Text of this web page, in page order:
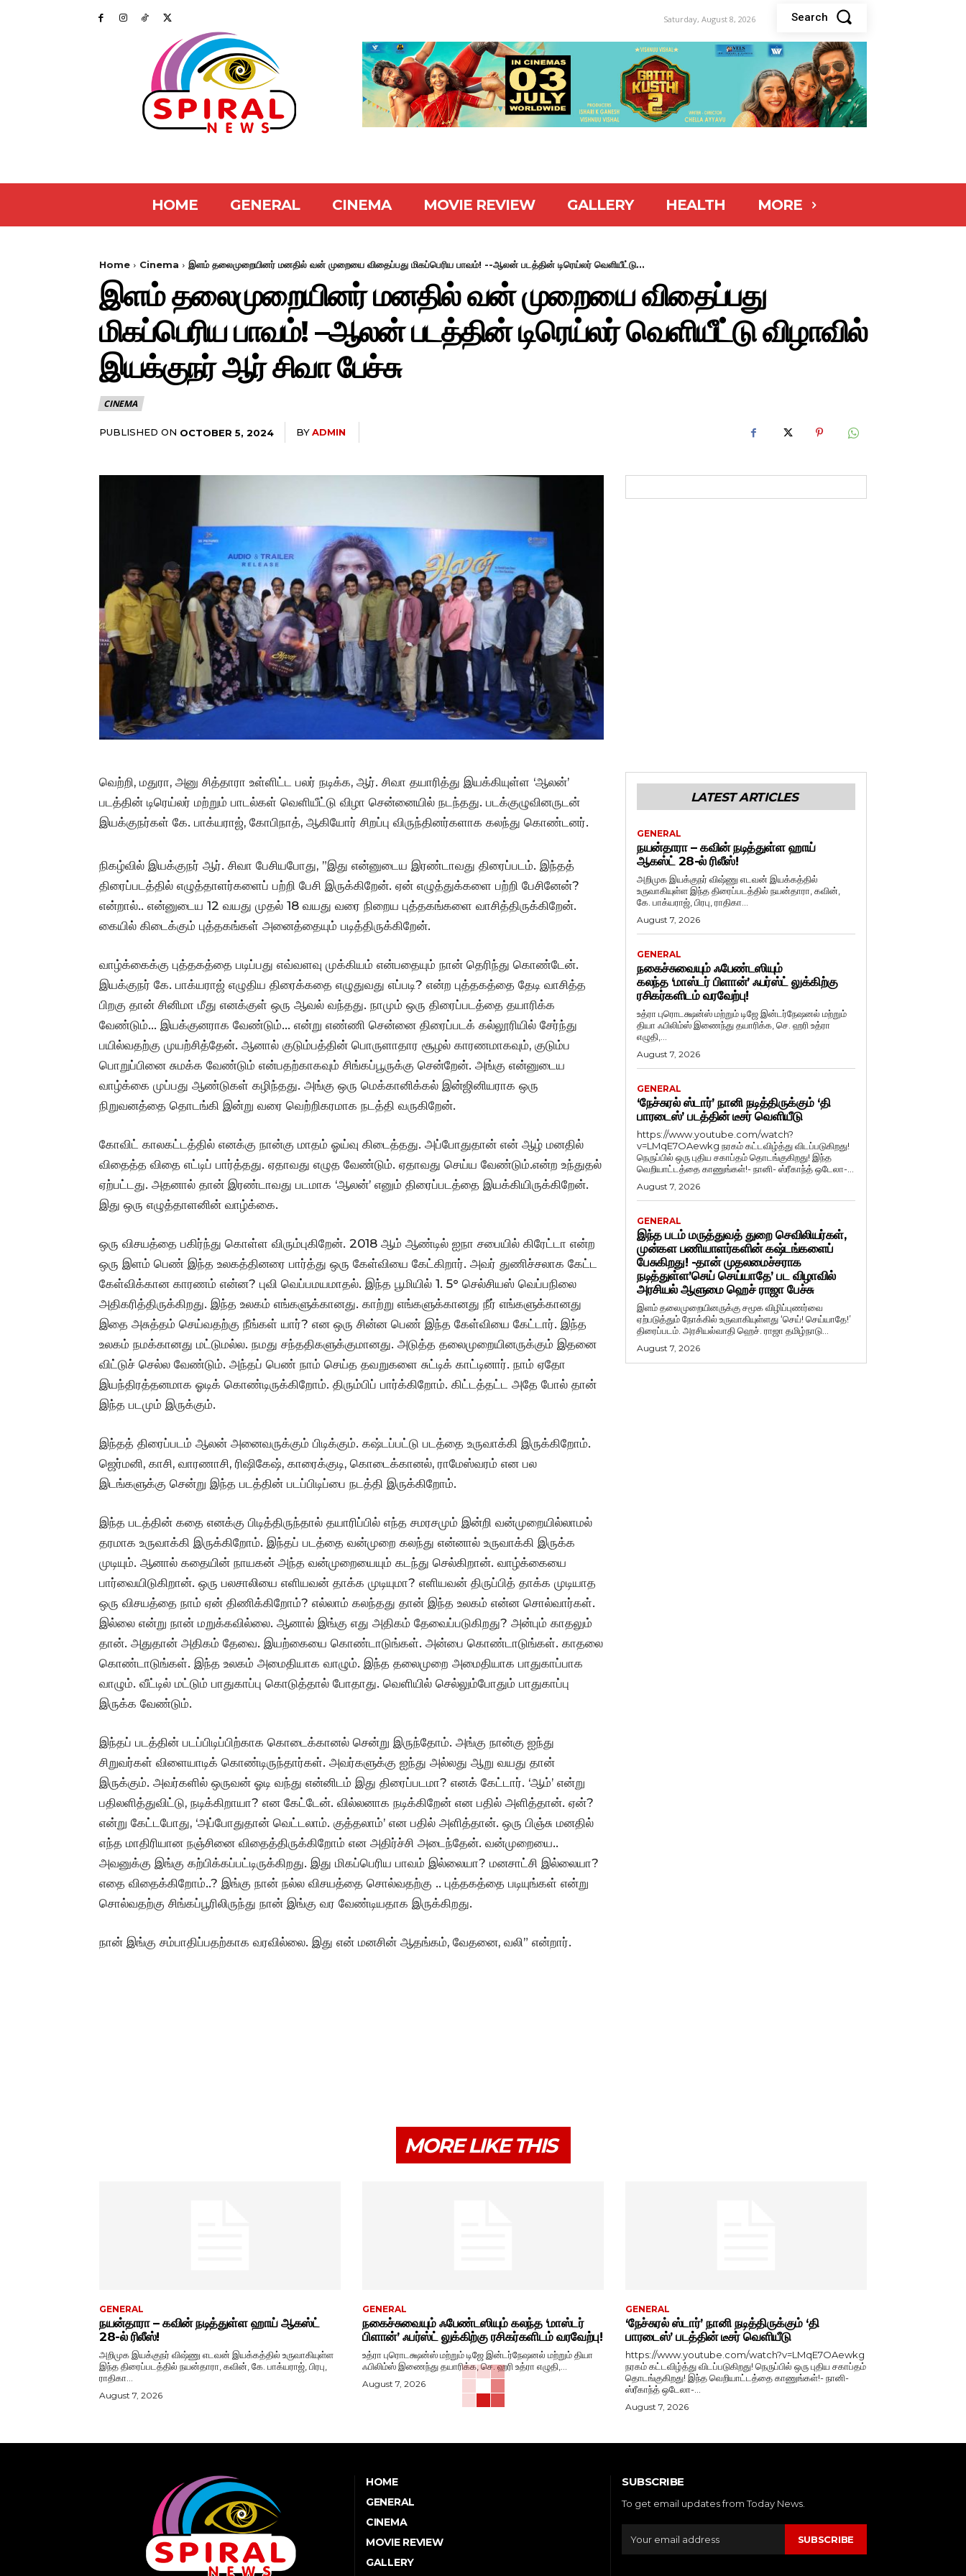
Saturday, August 8, 2026 Search
HOME GENERAL CINEMA MOVIE REVIEW GALLERY HEALTH MORE
Home Cinema இளம் தலைமுறையினர் மனதில் வன் முறையை விதைப்பது மிகப்பெரிய பாவம்! --ஆலன் படத்தின் டிரெய்லர் வெளியீட்டு...
இளம் தலைமுறையினர் மனதில் வன் முறையை விதைப்பது
மிகப்பெரிய பாவம்! –ஆலன் படத்தின் டிரெய்லர் வெளியீட்டு விழாவில்
இயக்குநர் ஆர் சிவா பேச்சு
CINEMA
PUBLISHED ON OCTOBER 5, 2024 BYADMIN
வெற்றி, மதுரா, அனு சித்தாரா உள்ளிட்ட பலர் நடிக்க, ஆர். சிவா தயாரித்து இயக்கியுள்ள ‘ஆலன்’
படத்தின் டிரெய்லர் மற்றும் பாடல்கள் வெளியீட்டு விழா சென்னையில் நடந்தது. படக்குழுவினருடன்
இயக்குநர்கள் கே. பாக்யராஜ், கோபிநாத், ஆகியோர் சிறப்பு விருந்தினர்களாக கலந்து கொண்டனர்.
நிகழ்வில் இயக்குநர் ஆர். சிவா பேசியபோது, ”இது என்னுடைய இரண்டாவது திரைப்படம். இந்தத்
திரைப்படத்தில் எழுத்தாளர்களைப் பற்றி பேசி இருக்கிறேன். ஏன் எழுத்துக்களை பற்றி பேசினேன்?
என்றால்.. என்னுடைய 12 வயது முதல் 18 வயது வரை நிறைய புத்தகங்களை வாசித்திருக்கிறேன்.
கையில் கிடைக்கும் புத்தகங்கள் அனைத்தையும் படித்திருக்கிறேன்.
வாழ்க்கைக்கு புத்தகத்தை படிப்பது எவ்வளவு முக்கியம் என்பதையும் நான் தெரிந்து கொண்டேன்.
இயக்குநர் கே. பாக்யராஜ் எழுதிய திரைக்கதை எழுதுவது எப்படி? என்ற புத்தகத்தை தேடி வாசித்த
பிறகு தான் சினிமா மீது எனக்குள் ஒரு ஆவல் வந்தது. நாமும் ஒரு திரைப்படத்தை தயாரிக்க
வேண்டும்… இயக்குனராக வேண்டும்… என்று எண்ணி சென்னை திரைப்படக் கல்லூரியில் சேர்ந்து
பயில்வதற்கு முயற்சித்தேன். ஆனால் குடும்பத்தின் பொருளாதார சூழல் காரணமாகவும், குடும்ப
பொறுப்பினை சுமக்க வேண்டும் என்பதற்காகவும் சிங்கப்பூருக்கு சென்றேன். அங்கு என்னுடைய
வாழ்க்கை முப்பது ஆண்டுகள் கழிந்தது. அங்கு ஒரு மெக்கானிக்கல் இன்ஜினியராக ஒரு
நிறுவனத்தை தொடங்கி இன்று வரை வெற்றிகரமாக நடத்தி வருகிறேன்.
கோவிட் காலகட்டத்தில் எனக்கு நான்கு மாதம் ஓய்வு கிடைத்தது. அப்போதுதான் என் ஆழ் மனதில்
விதைத்த விதை எட்டிப் பார்த்தது. ஏதாவது எழுத வேண்டும். ஏதாவது செய்ய வேண்டும்.என்ற உந்துதல்
ஏற்பட்டது. அதனால் தான் இரண்டாவது படமாக ‘ஆலன்’ எனும் திரைப்படத்தை இயக்கியிருக்கிறேன்.
இது ஒரு எழுத்தாளனின் வாழ்க்கை.
ஒரு விசயத்தை பகிர்ந்து கொள்ள விரும்புகிறேன். 2018 ஆம் ஆண்டில் ஐநா சபையில் கிரேட்டா என்ற
ஒரு இளம் பெண் இந்த உலகத்தினரை பார்த்து ஒரு கேள்வியை கேட்கிறார். அவர் துணிச்சலாக கேட்ட
கேள்விக்கான காரணம் என்ன? புவி வெப்பமயமாதல். இந்த பூமியில் 1. 5° செல்சியஸ் வெப்பநிலை
அதிகரித்திருக்கிறது. இந்த உலகம் எங்களுக்கானது. காற்று எங்களுக்கானது நீர் எங்களுக்கானது
இதை அசுத்தம் செய்வதற்கு நீங்கள் யார்? என ஒரு சின்ன பெண் இந்த கேள்வியை கேட்டார். இந்த
உலகம் நமக்கானது மட்டுமல்ல. நமது சந்ததிகளுக்குமானது. அடுத்த தலைமுறையினருக்கும் இதனை
விட்டுச் செல்ல வேண்டும். அந்தப் பெண் நாம் செய்த தவறுகளை சுட்டிக் காட்டினார். நாம் ஏதோ
இயந்திரத்தனமாக ஓடிக் கொண்டிருக்கிறோம். திரும்பிப் பார்க்கிறோம். கிட்டத்தட்ட அதே போல் தான்
இந்த படமும் இருக்கும்.‌
இந்தத் திரைப்படம் ஆலன் அனைவருக்கும் பிடிக்கும். கஷ்டப்பட்டு படத்தை உருவாக்கி இருக்கிறோம்.
ஜெர்மனி, காசி, வாரணாசி, ரிஷிகேஷ், காரைக்குடி, கொடைக்கானல், ராமேஸ்வரம் என பல
இடங்களுக்கு சென்று இந்த படத்தின் படப்பிடிப்பை நடத்தி இருக்கிறோம்.
இந்த படத்தின் கதை எனக்கு பிடித்திருந்தால் தயாரிப்பில் எந்த சமரசமும் இன்றி வன்முறையில்லாமல்
தரமாக உருவாக்கி இருக்கிறோம். இந்தப் படத்தை வன்முறை கலந்து என்னால் உருவாக்கி இருக்க
முடியும். ஆனால் கதையின் நாயகன் அந்த வன்முறையையும் கடந்து செல்கிறான். வாழ்க்கையை
பார்வையிடுகிறான். ஒரு பலசாலியை எளியவன் தாக்க முடியுமா? எளியவன் திருப்பித் தாக்க முடியாத
ஒரு விசயத்தை நாம் ஏன் திணிக்கிறோம்? எல்லாம் கலந்தது தான் இந்த உலகம் என்ன சொல்வார்கள்.
இல்லை என்று நான் மறுக்கவில்லை‌. ஆனால் இங்கு எது அதிகம் தேவைப்படுகிறது? அன்பும் காதலும்
தான். அதுதான் அதிகம் தேவை. இயற்கையை கொண்டாடுங்கள். அன்பை கொண்டாடுங்கள். காதலை
கொண்டாடுங்கள். இந்த உலகம் அமைதியாக வாழும். இந்த தலைமுறை அமைதியாக பாதுகாப்பாக
வாழும். வீட்டில் மட்டும் பாதுகாப்பு கொடுத்தால் போதாது. வெளியில் செல்லும்போதும் பாதுகாப்பு
இருக்க வேண்டும்.
இந்தப் படத்தின் படப்பிடிப்பிற்காக கொடைக்கானல் சென்று இருந்தோம். அங்கு நான்கு ஐந்து
சிறுவர்கள் விளையாடிக் கொண்டிருந்தார்கள். அவர்களுக்கு ஐந்து அல்லது ஆறு வயது தான்
இருக்கும். அவர்களில் ஒருவன் ஓடி வந்து என்னிடம் இது திரைப்படமா? எனக் கேட்டார். ‘ஆம்’ என்று
பதிலளித்துவிட்டு, நடிக்கிறாயா? என கேட்டேன். வில்லனாக நடிக்கிறேன் என பதில் அளித்தான். ஏன்?
என்று கேட்டபோது, ‘அப்போதுதான் வெட்டலாம். குத்தலாம்’ என பதில் அளித்தான். ஒரு பிஞ்சு மனதில்
எந்த மாதிரியான நஞ்சினை விதைத்திருக்கிறோம் என அதிர்ச்சி அடைந்தேன். வன்முறையை..
அவனுக்கு இங்கு கற்பிக்கப்பட்டிருக்கிறது. இது மிகப்பெரிய பாவம் இல்லையா? மனசாட்சி இல்லையா?
எதை விதைக்கிறோம்..? இங்கு நான் நல்ல விசயத்தை சொல்வதற்கு .. புத்தகத்தை படியுங்கள் என்று
சொல்வதற்கு சிங்கப்பூரிலிருந்து நான் இங்கு வர வேண்டியதாக இருக்கிறது.
நான் இங்கு சம்பாதிப்பதற்காக வரவில்லை. இது என் மனசின் ஆதங்கம், வேதனை, வலி” என்றார்.
LATEST ARTICLES
GENERAL
நயன்தாரா – கவின் நடித்துள்ள ஹாய்
ஆகஸ்ட் 28-ல் ரிலீஸ்!
அறிமுக இயக்குநர் விஷ்ணு எடவன் இயக்கத்தில்
உருவாகியுள்ள இந்த திரைப்படத்தில் நயன்தாரா, கவின்,
கே. பாக்யராஜ், பிரபு, ராதிகா...
August 7, 2026
GENERAL
நகைச்சுவையும் ஃபேண்டஸியும்
கலந்த ‘மாஸ்டர் பிளான்’ ஃபர்ஸ்ட் லுக்கிற்கு
ரசிகர்களிடம் வரவேற்பு!
உத்ரா புரொடக்ஷன்ஸ் மற்றும் டிஜே இன்டர்நேஷனல் மற்றும்
தியா ஃபிலிம்ஸ் இணைந்து தயாரிக்க, செ. ஹரி உத்ரா
எழுதி,...
August 7, 2026
GENERAL
‘நேச்சுரல் ஸ்டார்’ நானி நடித்திருக்கும் ‘தி
பாரடைஸ்’ படத்தின் டீசர் வெளியீடு
https://www.youtube.com/watch?
v=LMqE7OAewkg நரகம் கட்டவிழ்த்து விடப்படுகிறது!
நெருப்பில் ஒரு புதிய சகாப்தம் தொடங்குகிறது! இந்த
வெறியாட்டத்தை காணுங்கள்!- நானி- ஸ்ரீகாந்த் ஒடேலா-...
August 7, 2026
GENERAL
இந்த படம் மருத்துவத் துறை செவிலியர்கள்,
முன்கள பணியாளர்களின் கஷ்டங்களைப்
பேசுகிறது! -தான் முதலமைச்சராக
நடித்துள்ள’செய் செய்யாதே’ பட விழாவில்
அரசியல் ஆளுமை ஹெச் ராஜா பேச்சு
இளம் தலைமுறையினருக்கு சமூக விழிப்புணர்வை
ஏற்படுத்தும் நோக்கில் உருவாகியுள்ளது ‘செய்! செய்யாதே!’
திரைப்படம். அரசியல்வாதி ஹெச். ராஜா தமிழ்நாடு...
August 7, 2026
MORE LIKE THIS
GENERAL
நயன்தாரா – கவின் நடித்துள்ள ஹாய் ஆகஸ்ட்
28-ல் ரிலீஸ்!
அறிமுக இயக்குநர் விஷ்ணு எடவன் இயக்கத்தில் உருவாகியுள்ள
இந்த திரைப்படத்தில் நயன்தாரா, கவின், கே. பாக்யராஜ், பிரபு,
ராதிகா...
August 7, 2026
GENERAL
நகைச்சுவையும் ஃபேண்டஸியும் கலந்த ‘மாஸ்டர்
பிளான்’ ஃபர்ஸ்ட் லுக்கிற்கு ரசிகர்களிடம் வரவேற்பு!
உத்ரா புரொடக்ஷன்ஸ் மற்றும் டிஜே இன்டர்நேஷனல் மற்றும் தியா
ஃபிலிம்ஸ் இணைந்து தயாரிக்க, செ. ஹரி உத்ரா எழுதி,...
August 7, 2026
GENERAL
‘நேச்சுரல் ஸ்டார்’ நானி நடித்திருக்கும் ‘தி
பாரடைஸ்’ படத்தின் டீசர் வெளியீடு
https://www.youtube.com/watch?v=LMqE7OAewkg
நரகம் கட்டவிழ்த்து விடப்படுகிறது! நெருப்பில் ஒரு புதிய சகாப்தம்
தொடங்குகிறது! இந்த வெறியாட்டத்தை காணுங்கள்!- நானி-
ஸ்ரீகாந்த் ஒடேலா-...
August 7, 2026
HOME
GENERAL
CINEMA
MOVIE REVIEW
GALLERY
SUBSCRIBE
To get email updates from Today News.
SUBSCRIBE